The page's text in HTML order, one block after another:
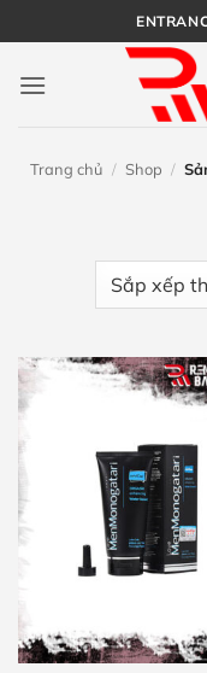
qua
nội
Trang chủ / Shop /